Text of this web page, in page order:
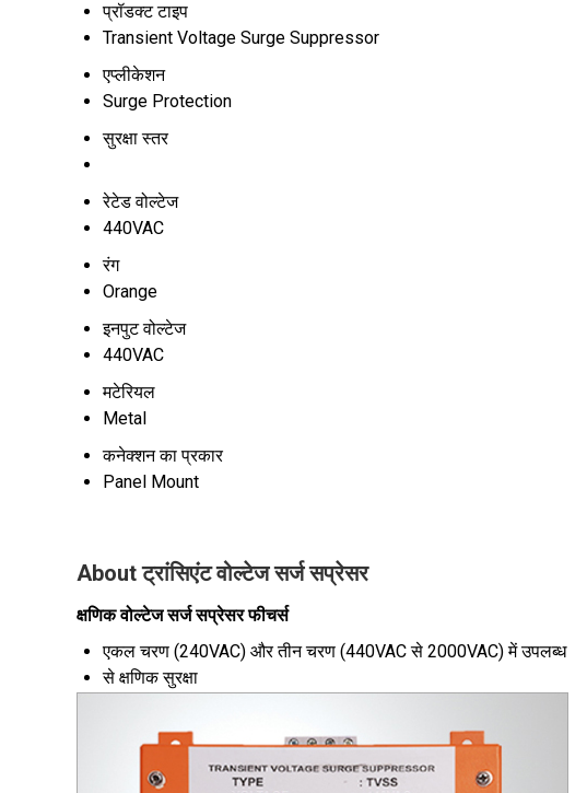
प्रॉडक्ट टाइप
Transient Voltage Surge Suppressor
एप्लीकेशन
Surge Protection
सुरक्षा स्तर
रेटेड वोल्टेज
440VAC
रंग
Orange
इनपुट वोल्टेज
440VAC
मटेरियल
Metal
कनेक्शन का प्रकार
Panel Mount
About ट्रांसिएंट वोल्टेज सर्ज सप्रेसर
क्षणिक वोल्टेज सर्ज सप्रेसर फीचर्स
एकल चरण (240VAC) और तीन चरण (440VAC से 2000VAC) में उपलब्ध
से क्षणिक सुरक्षा